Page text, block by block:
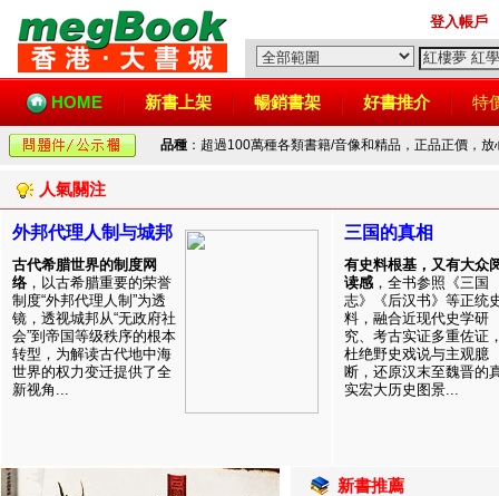
登入帳戶
HOME 新書上架 暢銷書架 好書推介 特
品種 ：超過100萬種各類書籍/音像和精品，正品正價，
人氣關注
外邦代理人制与城邦
古代希腊世界的制度网
络 ，以古希腊重要的荣誉
制度“外邦代理人制”为透
镜，透视城邦从“无政府社
会”到帝国等级秩序的根本
转型，为解读古代地中海
世界的权力变迁提供了全
新视角...
三国的真相
有史料根基，又有大众
读感 ，全书参照《三国
志》《后汉书》等正统
料，融合近现代史学研
究、考古实证多重佐证
杜绝野史戏说与主观臆
断，还原汉末至魏晋的
实宏大历史图景...
新書推薦